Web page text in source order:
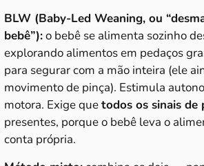
BLW (Baby-Led Weaning, ou
bebê”):o bebê se alimenta sozinho
explorando alimentos em pedaços
para segurar com a mão inteira (ele
movimento de pinça). Estimula
motora. Exige quetodos os sinais de
presentes, porque o bebê leva o
conta própria.